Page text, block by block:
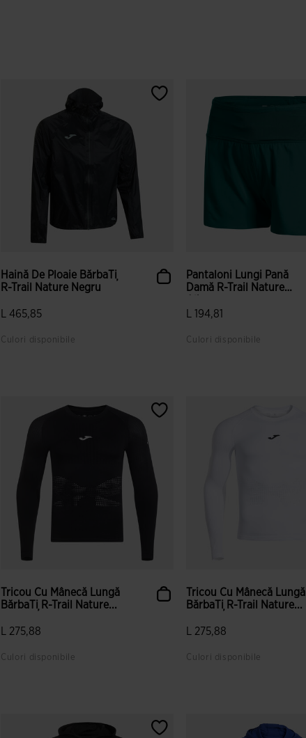
Haină De Ploaie BărbaȚi
R-Trail Nature Negru
L 465,85
Culori disponibile
Pantaloni Lungi Pană
Damă R-Trail Nature
L 194,81
Culori disponibile
Tricou Cu Mânecă Lungă
BărbaȚi R-Trail Nature...
L 275,88
Culori disponibile
Tricou Cu Mânecă Lungă
BărbaȚi R-Trail Nature...
L 275,88
Culori disponibile